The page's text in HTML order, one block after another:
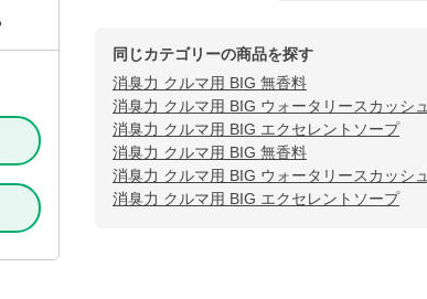
同じカテゴリーの商品を探す
消臭力 クルマ用 BIG 無香料
消臭力 クルマ用 BIG ウォータリースカッシュ
消臭力 クルマ用 BIG エクセレントソープ
消臭力 クルマ用 BIG 無香料
消臭力 クルマ用 BIG ウォータリースカッシュ
消臭力 クルマ用 BIG エクセレントソープ